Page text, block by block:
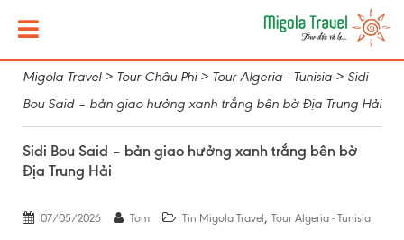
Migola Travel> Tour Châu Phi> Tour Algeria - Tunisia > Sidi
Bou Said – bản giao hưởng xanh trắng bên bờ Địa Trung Hải
Sidi Bou Said – bản giao hưởng xanh trắng bên bờ
Địa Trung Hải
07/05/2026 Tom Tin Migola Travel , Tour Algeria - Tunisia